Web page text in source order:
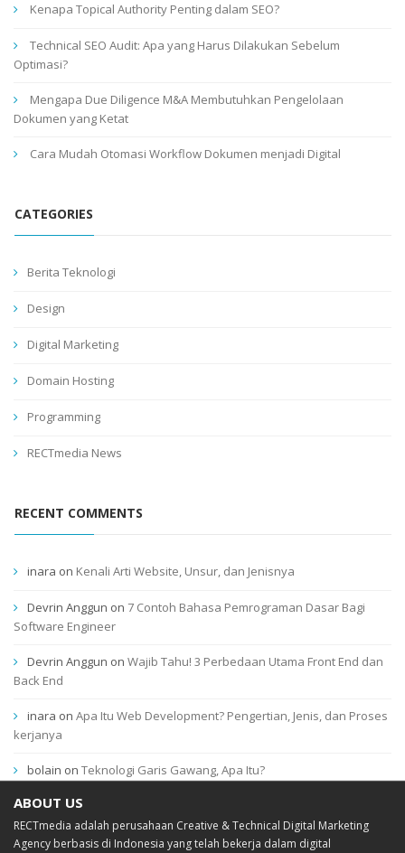
Kenapa Topical Authority Penting dalam SEO?
Technical SEO Audit: Apa yang Harus Dilakukan Sebelum
Optimasi?
Mengapa Due Diligence M&A Membutuhkan Pengelolaan
Dokumen yang Ketat
Cara Mudah Otomasi Workflow Dokumen menjadi Digital
CATEGORIES
Berita Teknologi
Design
Digital Marketing
Domain Hosting
Programming
RECTmedia News
RECENT COMMENTS
inara on Kenali Arti Website, Unsur, dan Jenisnya
Devrin Anggun on 7 Contoh Bahasa Pemrograman Dasar Bagi
Software Engineer
Devrin Anggun on Wajib Tahu! 3 Perbedaan Utama Front End dan
Back End
inara on Apa Itu Web Development? Pengertian, Jenis, dan Proses
kerjanya
bolain on Teknologi Garis Gawang, Apa Itu?
ABOUT US
RECTmedia adalah perusahaan Creative & Technical Digital Marketing
Agency berbasis di Indonesia yang telah bekerja dalam digital